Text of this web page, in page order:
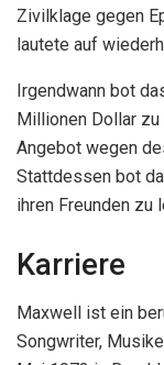
Zivilklage gegen
lautete auf
Irgendwann bot
Millionen Dollar
Angebot wegen
Stattdessen bot
ihren Freunden zu
Karriere
Maxwell ist ein
Songwriter,